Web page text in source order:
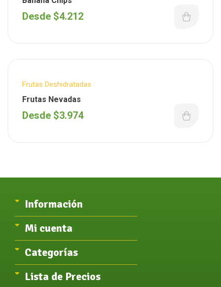
Desde $4.212
Frutas Deshidratadas
Frutas Nevadas
Desde $3.974
Información
Mi cuenta
Categorías
Lista de Precios